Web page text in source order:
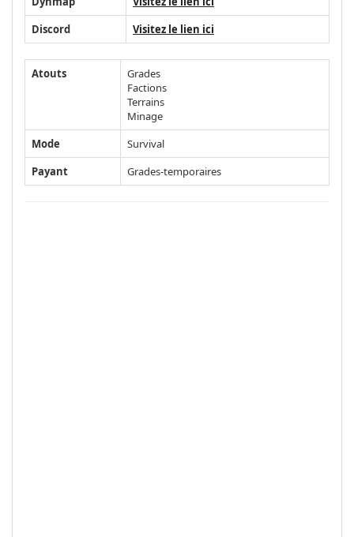
Discord
Visitez le lien ici
Atouts
Grades
Factions
Terrains
Minage
Mode
Survival
Payant
Grades-temporaires